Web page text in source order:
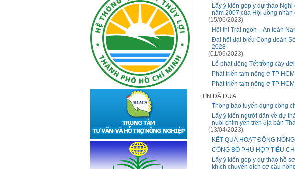
Lấy ý kiến góp ý dự thảo
năm 2007 của Hội đồng nhân
(15/06/2023)
Hội thi Trái ngon – An toàn
Đại hội đại biểu Công đoàn
2028
(01/06/2023)
Lễ phát động Tết trồng cây
Phát triển tam nông ở TP
Phát triển tam nông ở TP
TIN ĐÃ ĐƯA
Thông báo tuyển dụng công
Lấy ý kiến người dân về dự
nuôi chim yến trên địa bàn
(13/04/2023)
KẾT QUẢ HOẠT ĐỘNG
CÔNG BỐ PHÙ HỢP TIÊU
Lấy ý kiến góp ý dự thảo hồ
khích chuyển dịch cơ cấu